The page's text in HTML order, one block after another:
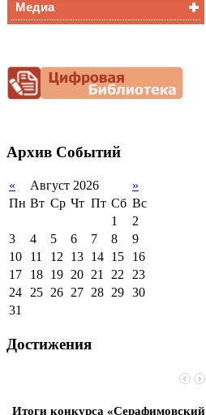
Снижение
документационной
нагрузки
Медиа
Архив Событий
« Август 2026
»
Пн Вт Ср Чт Пт Сб Вс
1
2
3
4 5 6 7 8
9
10
11 12 13 14 15
16
17
18 19 20 21 22 23
24 25 26 27 28 29 30
31
Достижения
Итоги конкурса «Серафимовский